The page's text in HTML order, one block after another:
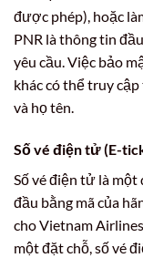
được phép), hoặc
PNR là thông tin
yêu cầu. Việc bảo
khác có thể truy
và họ tên.
Số vé điện tử (E-
Số vé điện tử là
đầu bằng mã của
cho Vietnam
một đặt chỗ, số vé